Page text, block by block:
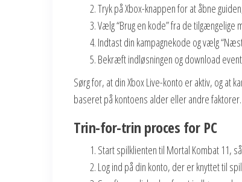
Tryk på Xbox-knappen for at åbne
Vælg “Brug en kode” fra de tilgængelige
Indtast din kampagnekode og vælg
Bekræft indløsningen og download
Sørg for, at din Xbox Live-konto er aktiv, og
baseret på kontoens alder eller andre faktorer.
Trin-for-trin proces for PC
Start spilklienten til Mortal Kombat 11,
Log ind på din konto, der er knyttet til